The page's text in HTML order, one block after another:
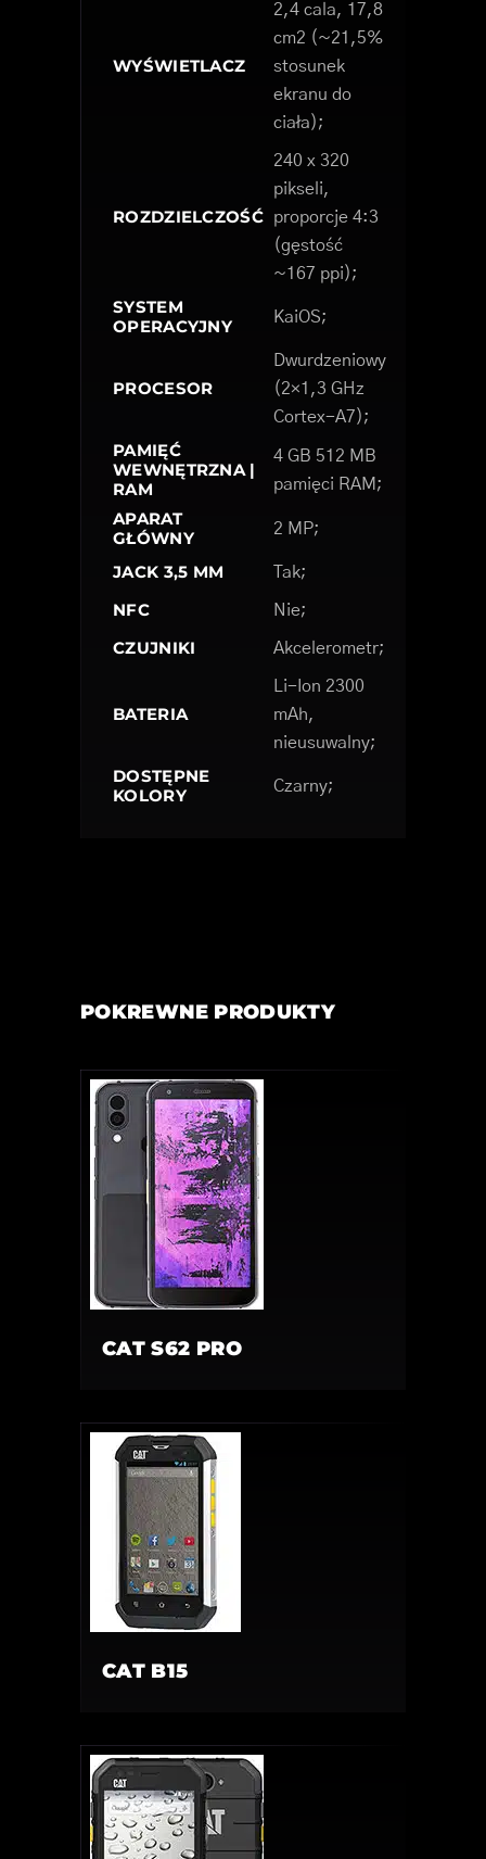
WYŚWIETLACZ
2,4 cala, 17,8
cm2 (~21,5%
stosunek
ekranu do
ciała);
ROZDZIELCZOŚĆ
240 x 320
pikseli,
proporcje 4:3
(gęstość
~167 ppi);
SYSTEM
OPERACYJNY
KaiOS;
PROCESOR
Dwurdzeniowy
(2×1,3 GHz
Cortex-A7);
PAMIĘĆ
WEWNĘTRZNA |
RAM
4 GB 512 MB
pamięci RAM;
APARAT
GŁÓWNY
2 MP;
JACK 3,5 MM Tak;
NFC Nie;
CZUJNIKI Akcelerometr;
BATERIA
Li-Ion 2300
mAh,
nieusuwalny;
DOSTĘPNE
KOLORY
Czarny;
POKREWNE PRODUKTY
CAT S62 PRO
CAT B15